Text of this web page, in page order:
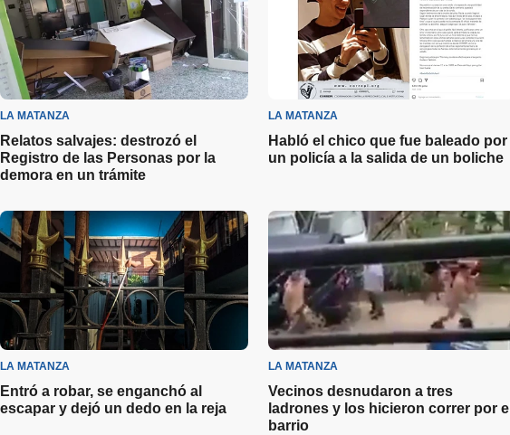
LA MATANZA
Relatos salvajes: destrozó el
Registro de las Personas por la
demora en un trámite
LA MATANZA
Habló el chico que fue baleado por
un policía a la salida de un boliche
LA MATANZA
Entró a robar, se enganchó al
escapar y dejó un dedo en la reja
LA MATANZA
Vecinos desnudaron a tres
ladrones y los hicieron correr por el
barrio